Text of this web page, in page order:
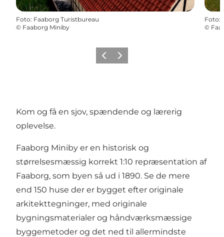
Foto: Faaborg Turistbureau
© Faaborg Miniby
Foto:
©
ForrigeNæste
Kom og få en sjov, spændende og lærerig
oplevelse.
Faaborg Miniby er en historisk og
størrelsesmæssig korrekt 1:10 repræsentation af
Faaborg, som byen så ud i 1890. Se de mere
end 150 huse der er bygget efter originale
arkitekttegninger, med originale
bygningsmaterialer og håndværksmæssige
byggemetoder og det ned til allermindste